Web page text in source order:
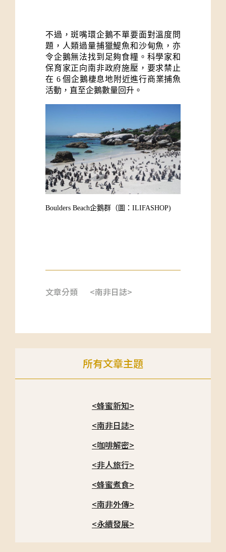
不過，斑嘴環企鵝不單要面對溫度問
題，人類過量捕獵鯷魚和沙甸魚，亦
令企鵝無法找到足夠食糧。科學家和
保育家正向南非政府施壓，要求禁止
在 6 個企鵝棲息地附近進行商業捕魚
活動，直至企鵝數量回升。
Boulders Beach企鵝群 （圖：ILIFASHOP)
文章分類 <南非日誌>
所有文章主題
<蜂蜜新知>
<南非日誌>
<咖啡解密>
<非人旅行>
<蜂蜜煮食>
<南非外傳>
<永續發展>